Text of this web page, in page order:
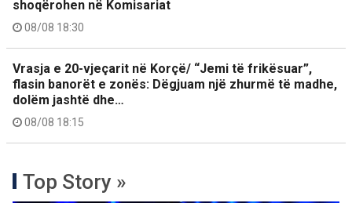
shoqërohen në Komisariat
08/08 18:30
Vrasja e 20-vjeçarit në Korçë/ “Jemi të frikësuar”,
flasin banorët e zonës: Dëgjuam një zhurmë të madhe,
dolëm jashtë dhe…
08/08 18:15
Top Story »